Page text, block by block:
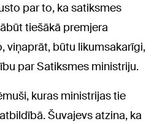
par to, ka satiksmes
tiešākā premjera
viņaprāt, būtu likumsakarīgi,
par Satiksmes ministriju.
kuras ministrijas tie
Šuvajevs atzina, ka